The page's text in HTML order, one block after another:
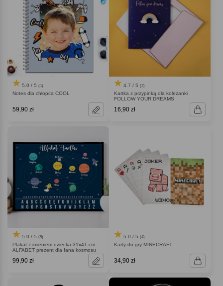
5.0 / 5 (1)
Notes dla chłopca COOL
59,90 zł
4.7 / 5 (3)
Kartka z przypinką dla koleżanki
FOLLOW YOUR DREAMS
16,90 zł
5.0 / 5 (5)
Plakat z imieniem dziecka 31x41 cm
ALFABET prezent dla fana kosmosu
99,90 zł
5.0 / 5 (4)
Karty do gry MINECRAFT
34,90 zł